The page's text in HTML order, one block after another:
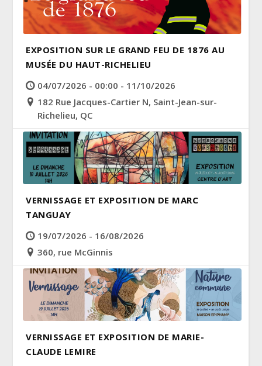
EXPOSITION SUR LE GRAND FEU DE 1876 AU
MUSÉE DU HAUT-RICHELIEU
04/07/2026 - 00:00 - 11/10/2026
182 Rue Jacques-Cartier N, Saint-Jean-sur-
Richelieu, QC
VERNISSAGE ET EXPOSITION DE MARC
TANGUAY
19/07/2026 - 16/08/2026
360, rue McGinnis
VERNISSAGE ET EXPOSITION DE MARIE-
CLAUDE LEMIRE